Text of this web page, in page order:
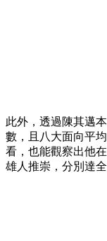
此外，透過陳其邁
數，且八大面向平
看，也能觀察出他
雄人推崇，分別達